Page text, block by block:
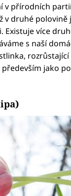
v přírodních
v druhé polovině
Existuje více
s naší
především jako